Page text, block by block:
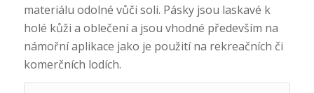
materiálu odolné vůči soli. Pásky jsou laskavé k
holé kůži a oblečení a jsou vhodné především na
námořní aplikace jako je použití na rekreačních či
komerčních lodích.